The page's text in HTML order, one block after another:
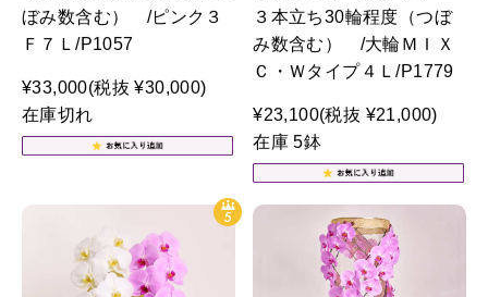
ぼみ数含む） /ピンク３
Ｆ７Ｌ/P1057
¥33,000(税抜 ¥30,000)
在庫切れ
３本立ち30輪程度（つぼ
み数含む） /大輪ＭＩＸ
Ｃ・Ｗタイプ４Ｌ/P1779
¥23,100(税抜 ¥21,000)
在庫 5鉢